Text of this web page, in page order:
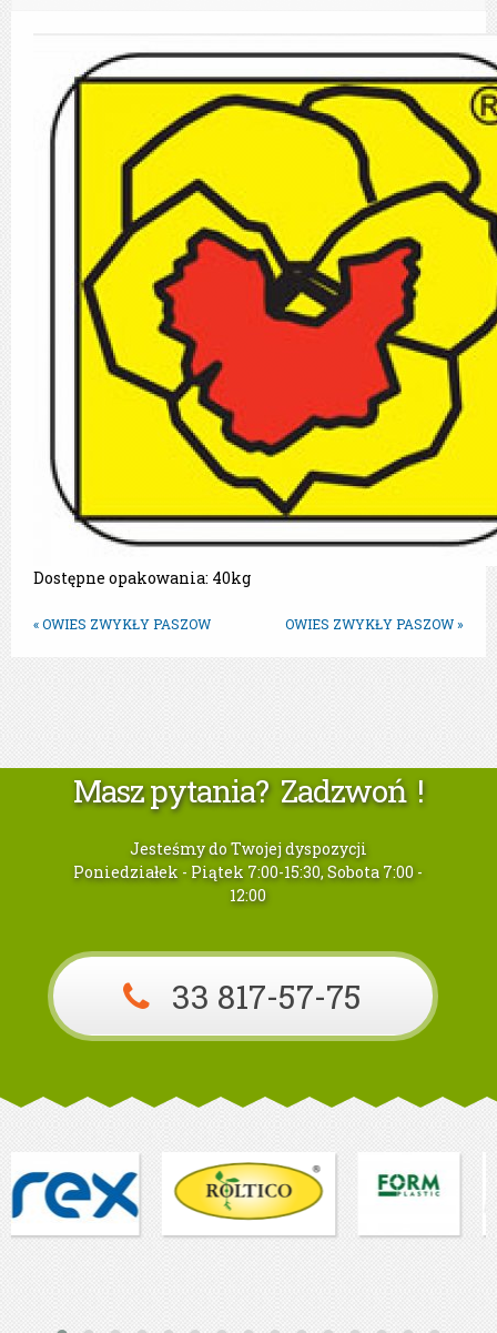
Dostępne opakowania: 40kg
« OWIES ZWYKŁY PASZOW OWIES ZWYKŁY PASZOW »
Masz pytania? Zadzwoń !
Jesteśmy do Twojej dyspozycji
Poniedziałek - Piątek 7:00-15:30, Sobota 7:00 -
12:00
33 817-57-75